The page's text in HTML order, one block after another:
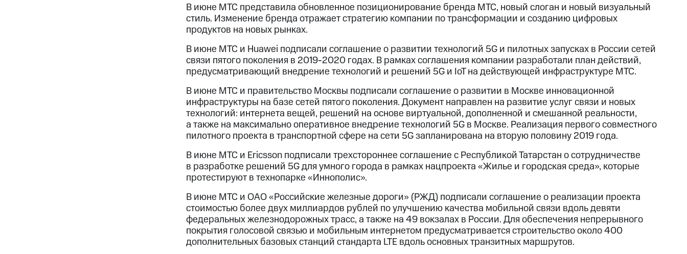
В июне МТС представила обновленное позиционирование бренда МТС, новый слоган и новый визуальный
стиль. Изменение бренда отражает стратегию компании по трансформации и созданию цифровых
продуктов на новых рынках.
В июне МТС и Huawei подписали соглашение о развитии технологий 5G и пилотных запусках в России сетей
связи пятого поколения в 2019-2020 годах. В рамках соглашения компании разработали план действий,
предусматривающий внедрение технологий и решений 5G и IoT на действующей инфраструктуре МТС.
В июне МТС и правительство Москвы подписали соглашение о развитии в Москве инновационной
инфраструктуры на базе сетей пятого поколения. Документ направлен на развитие услуг связи и новых
технологий: интернета вещей, решений на основе виртуальной, дополненной и смешанной реальности,
а также на максимально оперативное внедрение технологий 5G в Москве. Реализация первого совместного
пилотного проекта в транспортной сфере на сети 5G запланирована на вторую половину 2019 года.
В июне МТС и Ericsson подписали трехстороннее соглашение с Республикой Татарстан о сотрудничестве
в разработке решений 5G для умного города в рамках нацпроекта «Жилье и городская среда», которые
протестируют в технопарке «Иннополис».
В июне МТС и ОАО «Российские железные дороги» (РЖД) подписали соглашение о реализации проекта
стоимостью более двух миллиардов рублей по улучшению качества мобильной связи вдоль девяти
федеральных железнодорожных трасс, а также на 49 вокзалах в России. Для обеспечения непрерывного
покрытия голосовой связью и мобильным интернетом предусматривается строительство около 400
дополнительных базовых станций стандарта LTE вдоль основных транзитных маршрутов.